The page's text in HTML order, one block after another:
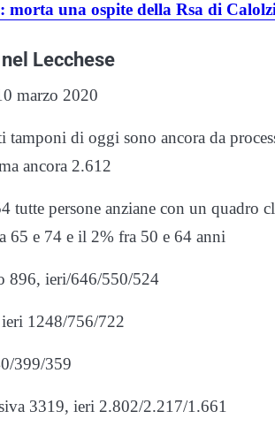
morta una ospite della Rsa di
Lecchese
marzo 2020
di oggi sono ancora da
ancora 2.612
tutte persone anziane con un quadro
65 e 74 e il 2% fra 50 e 64 anni
896, ieri/646/550/524
1248/756/722
399/359
3319, ieri 2.802/2.217/1.661